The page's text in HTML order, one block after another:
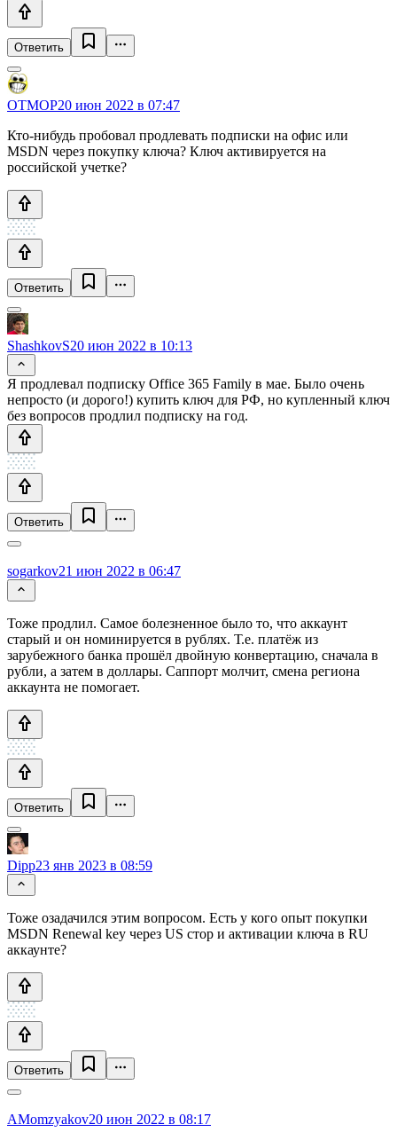
Ответить
OTMOP20 июн 2022 в 07:47
Кто-нибудь пробовал продлевать подписки на офис или
MSDN через покупку ключа? Ключ активируется на
российской учетке?
Ответить
ShashkovS20 июн 2022 в 10:13
Я продлевал подписку Office 365 Family в мае. Было очень
непросто (и дорого!) купить ключ для РФ, но купленный ключ
без вопросов продлил подписку на год.
Ответить
sogarkov21 июн 2022 в 06:47
Тоже продлил. Самое болезненное было то, что аккаунт
старый и он номинируется в рублях. Т.е. платёж из
зарубежного банка прошёл двойную конвертацию, сначала в
рубли, а затем в доллары. Саппорт молчит, смена региона
аккаунта не помогает.
Ответить
Dipp23 янв 2023 в 08:59
Тоже озадачился этим вопросом. Есть у кого опыт покупки
MSDN Renewal key через US стор и активации ключа в RU
аккаунте?
Ответить
AMomzyakov20 июн 2022 в 08:17